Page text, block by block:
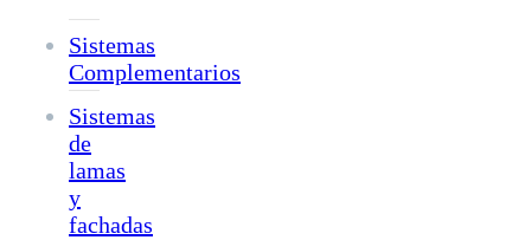
Sistemas
Complementarios
Sistemas
de
lamas
y
fachadas